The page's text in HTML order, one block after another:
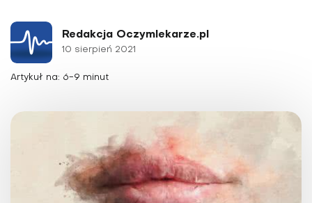
Redakcja Oczymlekarze.pl
10 sierpień 2021
Artykuł na: 6-9 minut